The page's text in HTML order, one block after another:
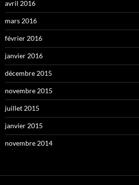
avril 2016
mars 2016
février 2016
janvier 2016
décembre 2015
novembre 2015
juillet 2015
janvier 2015
novembre 2014